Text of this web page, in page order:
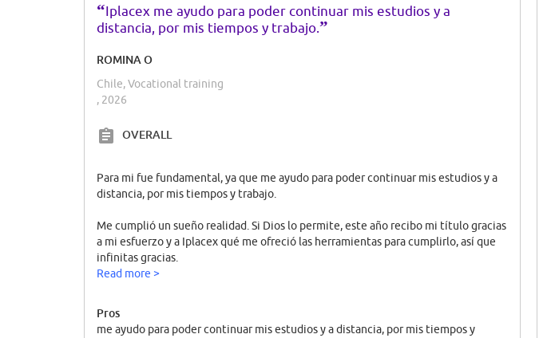
“Iplacex me ayudo para poder continuar mis estudios y a
distancia, por mis tiempos y trabajo.”
ROMINA O
Chile, Vocational training
, 2026
OVERALL
Para mi fue fundamental, ya que me ayudo para poder continuar mis estudios y a
distancia, por mis tiempos y trabajo.
Me cumplió un sueño realidad. Si Dios lo permite, este año recibo mi título gracias
a mi esfuerzo y a Iplacex qué me ofreció las herramientas para cumplirlo, así que
infinitas gracias.
Read more >
Pros
me ayudo para poder continuar mis estudios y a distancia, por mis tiempos y